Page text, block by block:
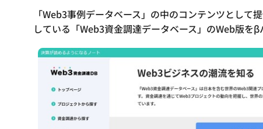
「Web3事例データベース」の中のコンテンツとし
している「Web3資金調達データベース」のWeb版を